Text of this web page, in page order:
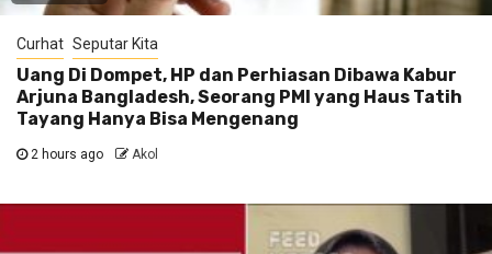
Curhat Seputar Kita
Uang Di Dompet, HP dan Perhiasan Dibawa Kabur
Arjuna Bangladesh, Seorang PMI yang Haus Tatih
Tayang Hanya Bisa Mengenang
2 hours ago Akol